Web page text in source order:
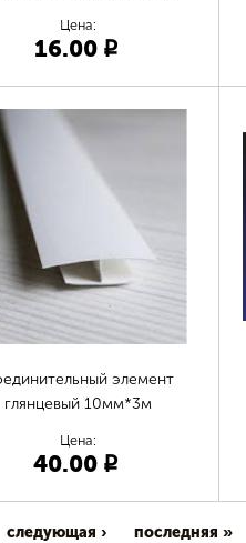
Цена:
16.00 p
элемент
глянцевый 10мм*3м
Цена:
40.00 p
следующая › последняя »